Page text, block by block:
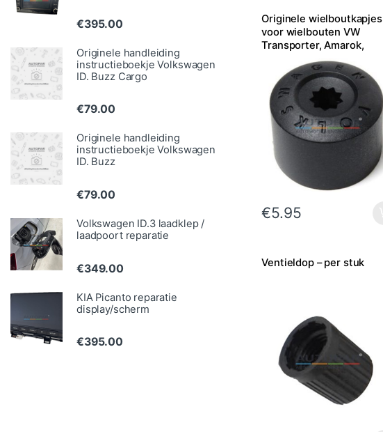
Originele wielboutkapjes
voor wielbouten VW
Transporter, Amarok,
Touareg, per stuk
€5.95
Ventieldop – per stuk
€395.00
Originele handleiding
instructieboekje Volkswagen
ID. Buzz Cargo
€79.00
Originele handleiding
instructieboekje Volkswagen
ID. Buzz
€79.00
Volkswagen ID.3 laadklep /
laadpoort reparatie
€349.00
KIA Picanto reparatie
display/scherm
€395.00